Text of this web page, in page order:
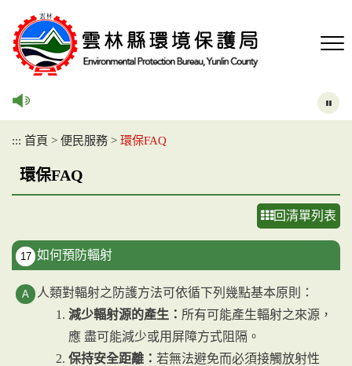
::: 首頁 > 便民服務 > 環保FAQ
環保FAQ
回清單列表
17 如何預防輻射
人類對輻射之防護方法可依循下列幾點基本原則：
減少輻射源的產生： 所有可能產生輻射之來源，
應 盡可能減少或用屏障方式阻隔。
保持安全距離： 若無法避免而必須接觸放射性